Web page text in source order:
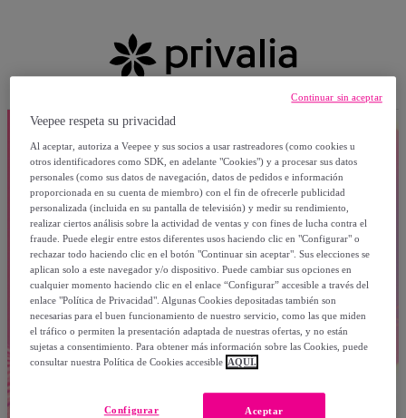
Veepee respeta su privacidad
Al aceptar, autoriza a Veepee y sus socios a usar rastreadores (como cookies u
otros identificadores como SDK, en adelante "Cookies") y a procesar sus datos
personales (como sus datos de navegación, datos de pedidos e información
proporcionada en su cuenta de miembro) con el fin de ofrecerle publicidad
personalizada (incluida en su pantalla de televisión) y medir su rendimiento,
realizar ciertos análisis sobre la actividad de ventas y con fines de lucha contra el
fraude. Puede elegir entre estos diferentes usos haciendo clic en "Configurar" o
rechazar todo haciendo clic en el botón "Continuar sin aceptar". Sus elecciones se
aplican solo a este navegador y/o dispositivo. Puede cambiar sus opciones en
cualquier momento haciendo clic en el enlace “Configurar” accesible a través del
enlace "Política de Privacidad". Algunas Cookies depositadas también son
necesarias para el buen funcionamiento de nuestro servicio, como las que miden
el tráfico o permiten la presentación adaptada de nuestras ofertas, y no están
sujetas a consentimiento. Para obtener más información sobre las Cookies, puede
consultar nuestra Política de Cookies accesible AQUÍ.
Aceptar
Configurar
Continuar sin aceptar